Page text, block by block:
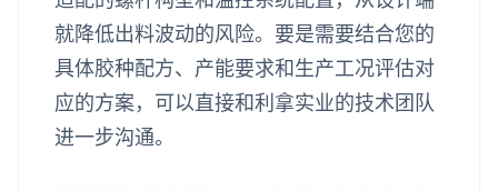
就降低出料波动的风险。要是需要结合您的
具体胶种配方、产能要求和生产工况评估对
应的方案，可以直接和利拿实业的技术团队
进一步沟通。